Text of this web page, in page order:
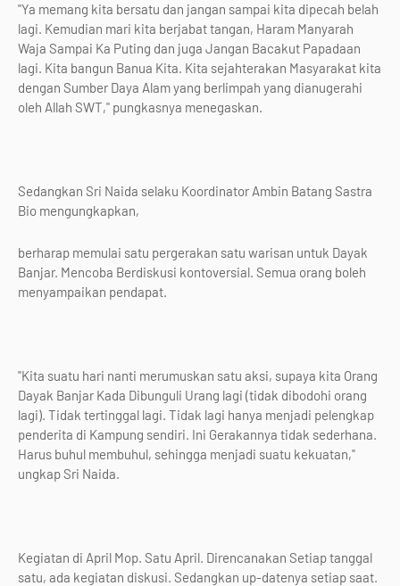
"Ya memang kita bersatu dan jangan sampai kita dipecah belah
lagi. Kemudian mari kita berjabat tangan, Haram Manyarah
Waja Sampai Ka Puting dan juga Jangan Bacakut Papadaan
lagi. Kita bangun Banua Kita. Kita sejahterakan Masyarakat kita
dengan Sumber Daya Alam yang berlimpah yang dianugerahi
oleh Allah SWT," pungkasnya menegaskan.
Sedangkan Sri Naida selaku Koordinator Ambin Batang Sastra
Bio mengungkapkan,
berharap memulai satu pergerakan satu warisan untuk Dayak
Banjar. Mencoba Berdiskusi kontoversial. Semua orang boleh
menyampaikan pendapat.
"Kita suatu hari nanti merumuskan satu aksi, supaya kita Orang
Dayak Banjar Kada Dibunguli Urang lagi (tidak dibodohi orang
lagi). Tidak tertinggal lagi. Tidak lagi hanya menjadi pelengkap
penderita di Kampung sendiri. Ini Gerakannya tidak sederhana.
Harus buhul membuhul, sehingga menjadi suatu kekuatan,"
ungkap Sri Naida.
Kegiatan di April Mop. Satu April. Direncanakan Setiap tanggal
satu, ada kegiatan diskusi. Sedangkan up-datenya setiap saat.